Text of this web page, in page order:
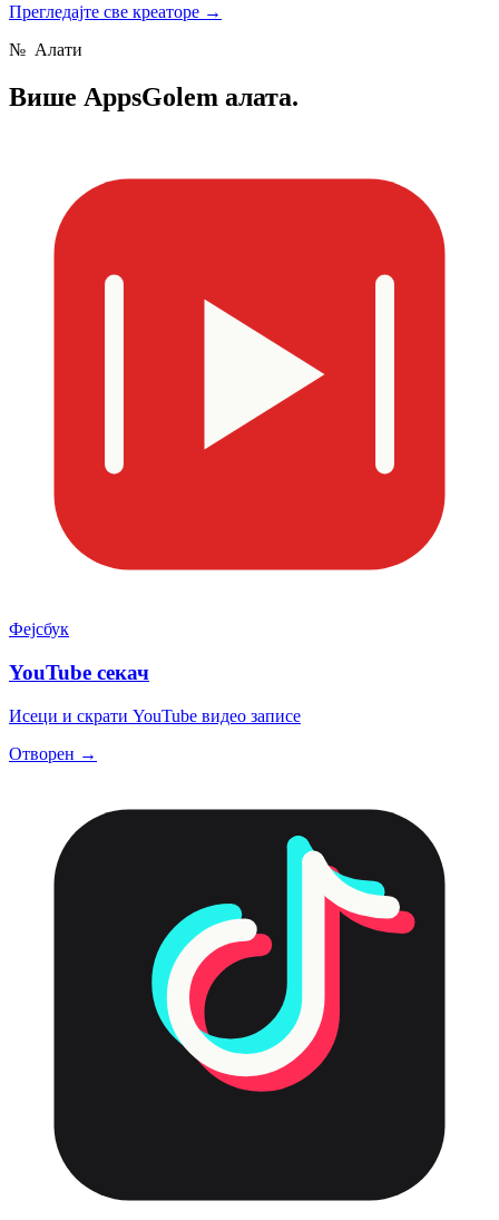
Прегледајте све креаторе →
№ Алати
Више AppsGolem алата.
Фејсбук
YouTube секач
Исеци и скрати YouTube видео записе
Отворен →